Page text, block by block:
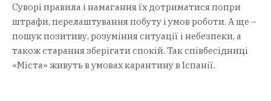
Суворі правила і намагання їх дотриматися попри
штрафи, перелаштування побуту і умов роботи. А ще –
пошук позитиву, розуміння ситуації і небезпеки, а
також старання зберігати спокій. Так співбесідниці
«Міста» живуть в умовах карантину в Іспанії.